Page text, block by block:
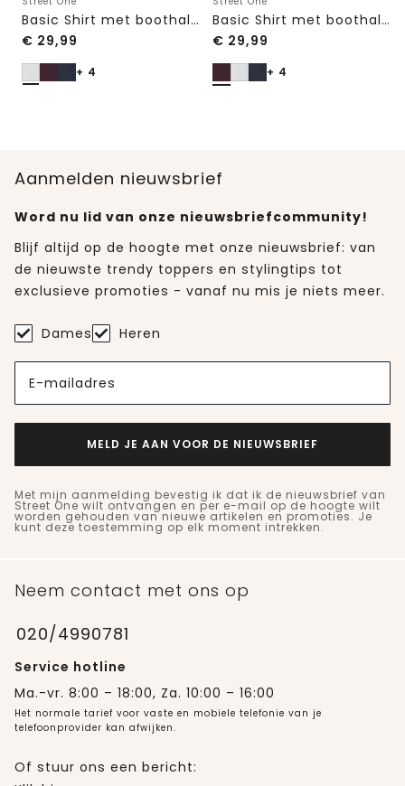
Basic Shirt met boothals en elastische zoom
€ 29,99
+ 4
Basic Shirt met boothals en elastische zoom
€ 29,99
+ 4
Aanmelden nieuwsbrief
Word nu lid van onze nieuwsbriefcommunity!
Blijf altijd op de hoogte met onze nieuwsbrief: van
de nieuwste trendy toppers en stylingtips tot
exclusieve promoties - vanaf nu mis je niets meer.
Dames Heren
E-mailadres
MELD JE AAN VOOR DE NIEUWSBRIEF
Met mijn aanmelding bevestig ik dat ik de nieuwsbrief van
Street One wilt ontvangen en per e-mail op de hoogte wilt
worden gehouden van nieuwe artikelen en promoties. Je
kunt deze toestemming op elk moment intrekken.
Neem contact met ons op
020/4990781
Service hotline
Ma.-vr. 8:00 – 18:00, Za. 10:00 – 16:00
Het normale tarief voor vaste en mobiele telefonie van je
telefoonprovider kan afwijken.
Of stuur ons een bericht: